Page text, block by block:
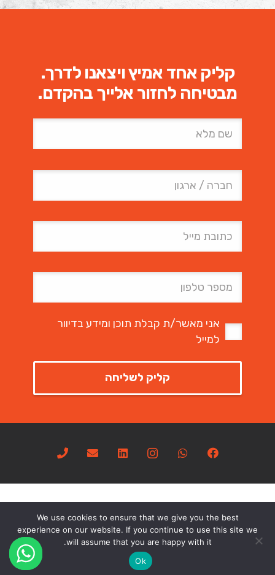
קליק אחד אמיץ ויצאנו לדרך.
מבטיחה לחזור אלייך בהקדם.
אני מאשר/ת קבלת תוכן ומידע בדיוור
למייל
CREATED BY URIYA GANOR STUDIO
הצהרת נגישות
We use cookies to ensure that we give you the best
experience on our website. If you continue to use this site we
will assume that you are happy with it.
Ok